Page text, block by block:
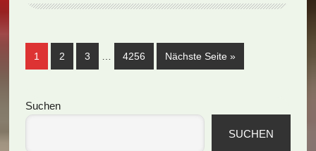
(Rezept)
Seite
1 Seite
2 Seite
3 Seite
4256 Nächste Seite aufrufen
»
Seitenspalte
Suchen
SUCHEN